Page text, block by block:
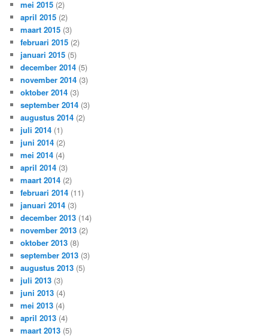
mei 2015 (2)
april 2015 (2)
maart 2015 (3)
februari 2015 (2)
januari 2015 (5)
december 2014 (5)
november 2014 (3)
oktober 2014 (3)
september 2014 (3)
augustus 2014 (2)
juli 2014 (1)
juni 2014 (2)
mei 2014 (4)
april 2014 (3)
maart 2014 (2)
februari 2014 (11)
januari 2014 (3)
december 2013 (14)
november 2013 (2)
oktober 2013 (8)
september 2013 (3)
augustus 2013 (5)
juli 2013 (3)
juni 2013 (4)
mei 2013 (4)
april 2013 (4)
maart 2013 (5)